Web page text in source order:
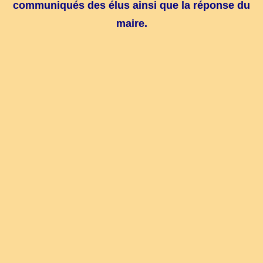
communiqués des élus ainsi que la réponse du
maire.